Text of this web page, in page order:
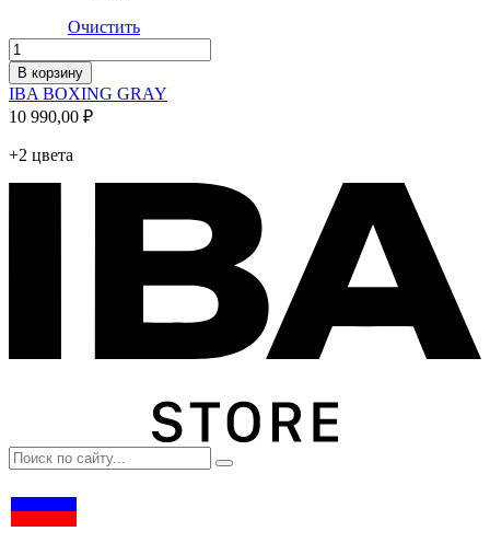
Очистить
Количество
товара
IBA
BOXING
GRAY
В корзину
IBA BOXING GRAY
10 990,00 ₽
+2 цвета